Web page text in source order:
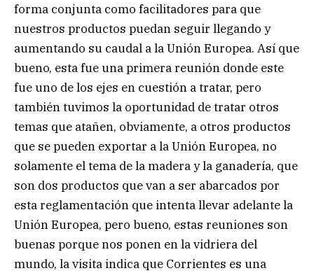
forma conjunta como facilitadores para que
nuestros productos puedan seguir llegando y
aumentando su caudal a la Unión Europea. Así que
bueno, esta fue una primera reunión donde este
fue uno de los ejes en cuestión a tratar, pero
también tuvimos la oportunidad de tratar otros
temas que atañen, obviamente, a otros productos
que se pueden exportar a la Unión Europea, no
solamente el tema de la madera y la ganadería, que
son dos productos que van a ser abarcados por
esta reglamentación que intenta llevar adelante la
Unión Europea, pero bueno, estas reuniones son
buenas porque nos ponen en la vidriera del
mundo, la visita indica que Corrientes es una